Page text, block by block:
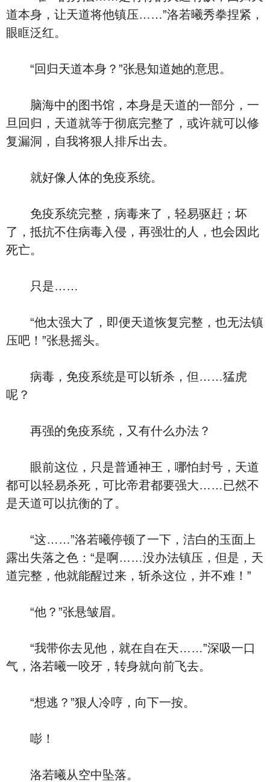
道本身，让天道将他镇压……”洛若曦秀拳捏紧，
眼眶泛红。
“回归天道本身？”张悬知道她的意思。
脑海中的图书馆，本身是天道的一部分，一
旦回归，天道就等于彻底完整了，或许就可以修
复漏洞，自我将狠人排斥出去。
就好像人体的免疫系统。
免疫系统完整，病毒来了，轻易驱赶；坏
了，抵抗不住病毒入侵，再强壮的人，也会因此
死亡。
只是……
“他太强大了，即便天道恢复完整，也无法镇
压吧！”张悬摇头。
病毒，免疫系统是可以斩杀，但……猛虎
呢？
再强的免疫系统，又有什么办法？
眼前这位，只是普通神王，哪怕封号，天道
都可以轻易杀死，可比帝君都要强大……已然不
是天道可以抗衡的了。
“这……”洛若曦停顿了一下，洁白的玉面上
露出失落之色：“是啊……没办法镇压，但是，天
道完整，他就能醒过来，斩杀这位，并不难！”
“他？”张悬皱眉。
“我带你去见他，就在自在天……”深吸一口
气，洛若曦一咬牙，转身就向前飞去。
“想逃？”狠人冷哼，向下一按。
嘭！
洛若曦从空中坠落。